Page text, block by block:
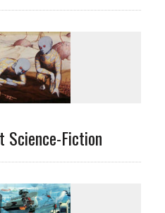
Fiction